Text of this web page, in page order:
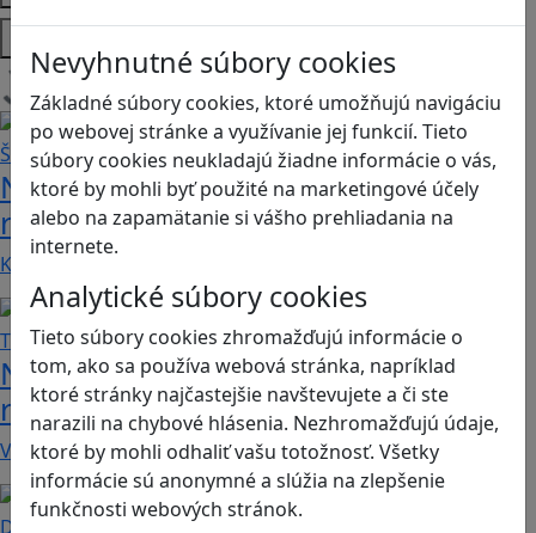
Nevyhnutné súbory cookies
Základné súbory cookies, ktoré umožňujú navigáciu
po webovej stránke a využívanie jej funkcií. Tieto
súbory cookies neukladajú žiadne informácie o vás,
ktoré by mohli byť použité na marketingové účely
alebo na zapamätanie si vášho prehliadania na
internete.
Analytické súbory cookies
Tieto súbory cookies zhromažďujú informácie o
tom, ako sa používa webová stránka, napríklad
ktoré stránky najčastejšie navštevujete a či ste
narazili na chybové hlásenia. Nezhromažďujú údaje,
ktoré by mohli odhaliť vašu totožnosť. Všetky
informácie sú anonymné a slúžia na zlepšenie
funkčnosti webových stránok.
Platformy
Načítam blogy
Návod pre rodičov: Ako na výber
rodičovského zámku? Štvrtá časť
Kvalitné aplikácie, ktoré ponúkajú bezpečné…
Návod pre rodičov: Ako na výber
rodičovského zámku? Tretia časť
V obchode Play je možné nájsť veľké množstvo…